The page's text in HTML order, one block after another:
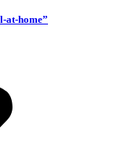
at-home”